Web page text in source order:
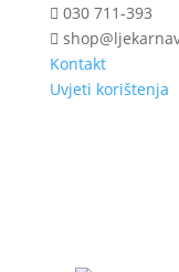
030 711-393
Kontakt
Uvjeti korištenja